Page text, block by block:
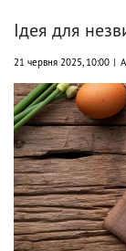
Ідея для
21 червня 2025, 10:00